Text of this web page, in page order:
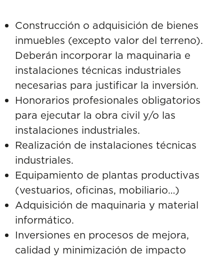
Construcción o adquisición de bienes
inmuebles (excepto valor del terreno).
Deberán incorporar la maquinaria e
instalaciones técnicas industriales
necesarias para justificar la inversión.
Honorarios profesionales obligatorios
para ejecutar la obra civil y/o las
instalaciones industriales.
Realización de instalaciones técnicas
industriales.
Equipamiento de plantas productivas
(vestuarios, oficinas, mobiliario…)
Adquisición de maquinaria y material
informático.
Inversiones en procesos de mejora,
calidad y minimización de impacto